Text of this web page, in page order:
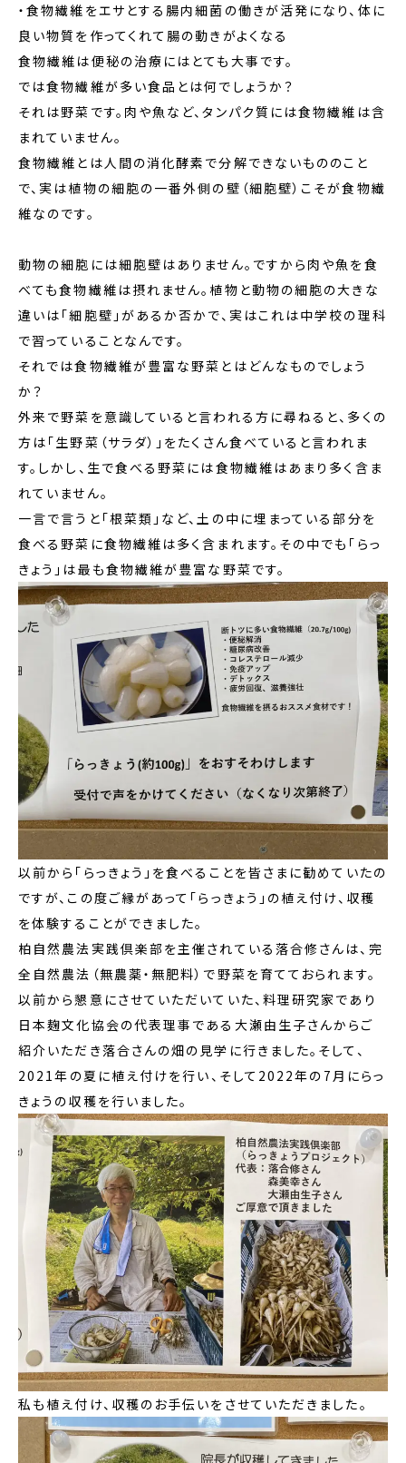
・食物繊維をエサとする腸内細菌の働きが活発になり、体に
良い物質を作ってくれて腸の動きがよくなる
食物繊維は便秘の治療にはとても大事です。
では食物繊維が多い食品とは何でしょうか？
それは野菜です。肉や魚など、タンパク質には食物繊維は含
まれていません。
食物繊維とは人間の消化酵素で分解できないもののこと
で、実は植物の細胞の一番外側の壁（細胞壁）こそが食物繊
維なのです。
動物の細胞には細胞壁はありません。ですから肉や魚を食
べても食物繊維は摂れません。植物と動物の細胞の大きな
違いは「細胞壁」があるか否かで、実はこれは中学校の理科
で習っていることなんです。
それでは食物繊維が豊富な野菜とはどんなものでしょう
か？
外来で野菜を意識していると言われる方に尋ねると、多くの
方は「生野菜（サラダ）」をたくさん食べていると言われま
す。しかし、生で食べる野菜には食物繊維はあまり多く含ま
れていません。
一言で言うと「根菜類」など、土の中に埋まっている部分を
食べる野菜に食物繊維は多く含まれます。その中でも「らっ
きょう」は最も食物繊維が豊富な野菜です。
以前から「らっきょう」を食べることを皆さまに勧めていたの
ですが、この度ご縁があって「らっきょう」の植え付け、収穫
を体験することができました。
柏自然農法実践倶楽部を主催されている落合修さんは、完
全自然農法（無農薬・無肥料）で野菜を育てておられます。
以前から懇意にさせていただいていた、料理研究家であり
日本麹文化協会の代表理事である大瀬由生子さんからご
紹介いただき落合さんの畑の見学に行きました。そして、
2021年の夏に植え付けを行い、そして2022年の7月にらっ
きょうの収穫を行いました。
私も植え付け、収穫のお手伝いをさせていただきました。